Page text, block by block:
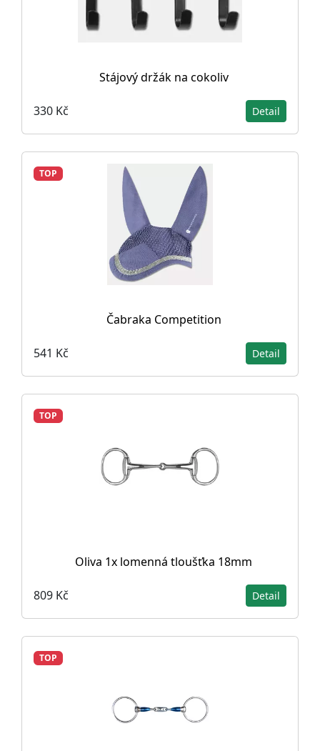
Stájový držák na cokoliv
330 Kč Detail
TOP
Čabraka Competition
541 Kč Detail
TOP
Oliva 1x lomenná tloušťka 18mm
809 Kč Detail
TOP